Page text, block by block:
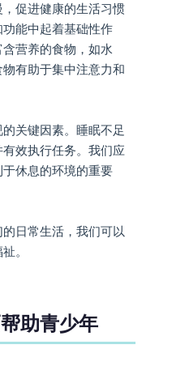
促进健康的生活习惯
能中起着基础性作
营养的食物，如水
有助于集中注意力和
关键因素。睡眠不足
效执行任务。我们应
休息的环境的重要
日常生活，我们可以
。
助青少年